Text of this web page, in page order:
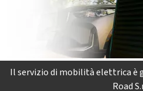
Il servizio di mobilità elettrica è
Road